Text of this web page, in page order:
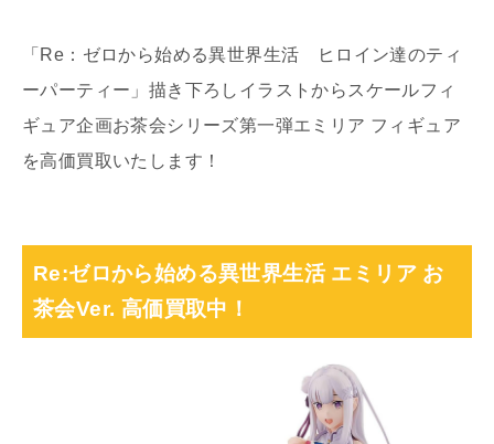
「Re：ゼロから始める異世界生活 ヒロイン達のティ
ーパーティー」描き下ろしイラストからスケールフィ
ギュア企画お茶会シリーズ第一弾エミリア フィギュア
を高価買取いたします！
Re:ゼロから始める異世界生活 エミリア お
茶会Ver. 高価買取中！